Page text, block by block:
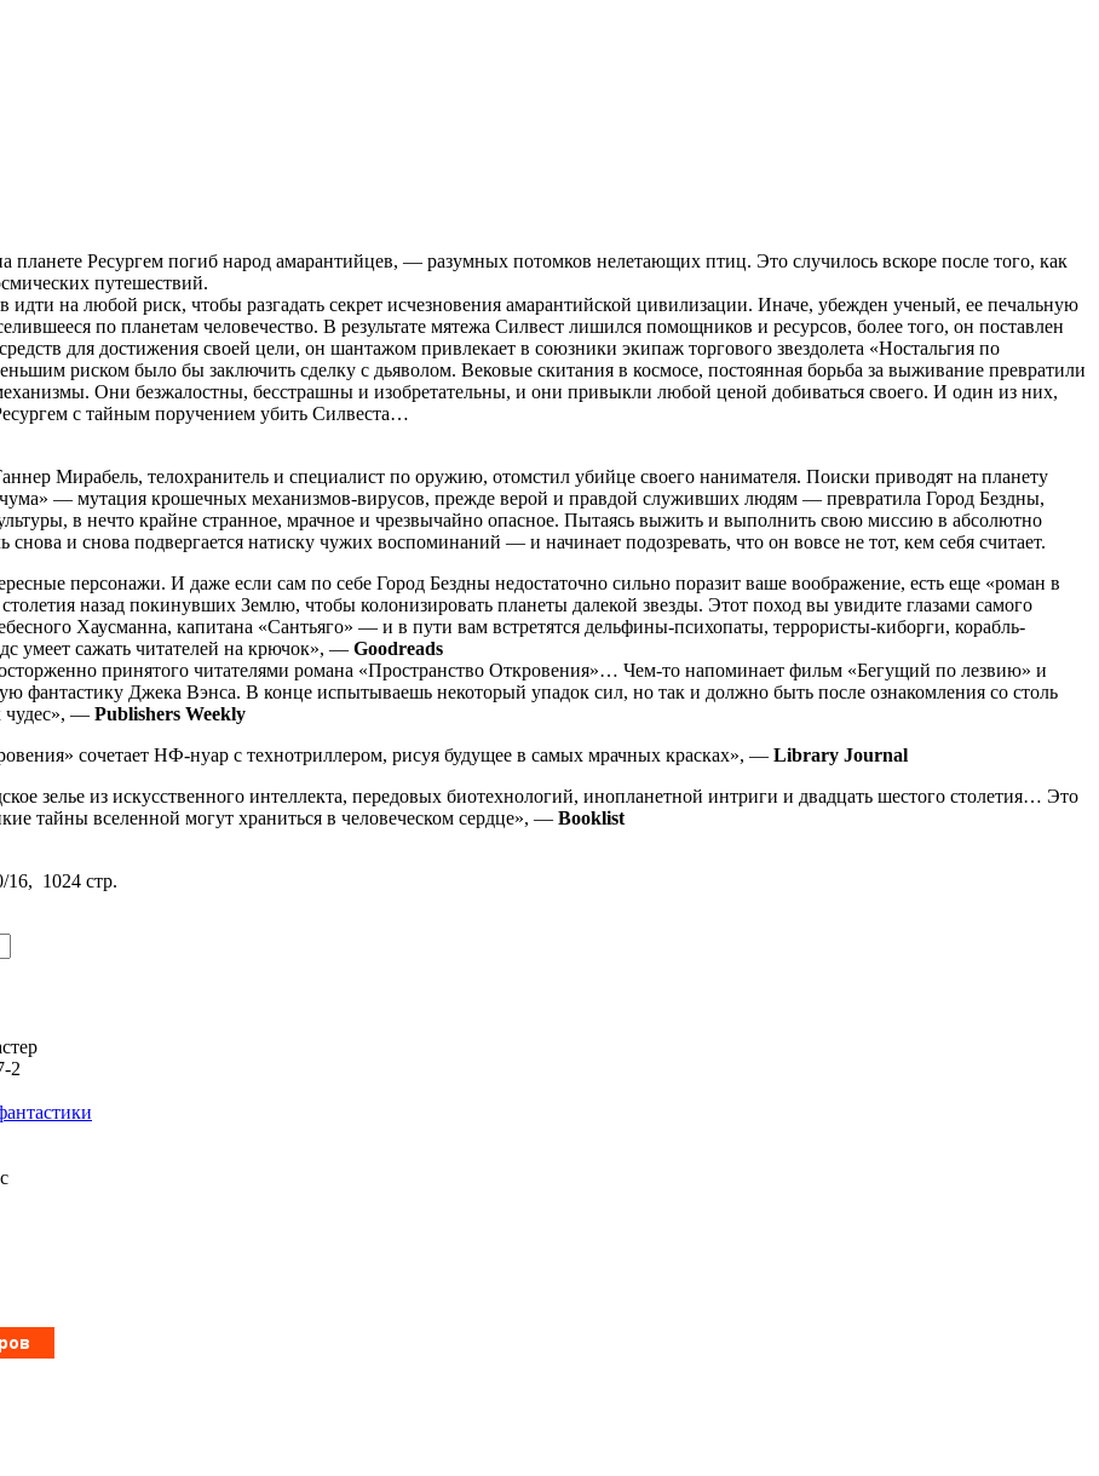
планете Ресургем погиб народ амарантийцев, — разумных потомков нелетающих птиц. Это случилось вскоре после того, как
путешествий.
идти на любой риск, чтобы разгадать секрет исчезновения амарантийской цивилизации. Иначе, убежден ученый, ее печальную
по планетам человечество. В результате мятежа Силвест лишился помощников и ресурсов, более того, он поставлен
для достижения своей цели, он шантажом привлекает в союзники экипаж торгового звездолета «Ностальгия по
риском было бы заключить сделку с дьяволом. Вековые скитания в космосе, постоянная борьба за выживание превратили
Они безжалостны, бесстрашны и изобретательны, и они привыкли любой ценой добиваться своего. И один из них,
с тайным поручением убить Силвеста…
Мирабель, телохранитель и специалист по оружию, отомстил убийце своего нанимателя. Поиски приводят на планету
чума» — мутация крошечных механизмов-вирусов, прежде верой и правдой служивших людям — превратила Город Бездны,
в нечто крайне странное, мрачное и чрезвычайно опасное. Пытаясь выжить и выполнить свою миссию в абсолютно
и снова подвергается натиску чужих воспоминаний — и начинает подозревать, что он вовсе не тот, кем себя считает.
персонажи. И даже если сам по себе Город Бездны недостаточно сильно поразит ваше воображение, есть еще «роман в
назад покинувших Землю, чтобы колонизировать планеты далекой звезды. Этот поход вы увидите глазами самого
Хаусманна, капитана «Сантьяго» — и в пути вам встретятся дельфины-психопаты, террористы-киборги, корабль-
умеет сажать читателей на крючок», — Goodreads
принятого читателями романа «Пространство Откровения»… Чем-то напоминает фильм «Бегущий по лезвию» и
фантастику Джека Вэнса. В конце испытываешь некоторый упадок сил, но так и должно быть после ознакомления со столь
чудес», — Publishers Weekly
сочетает НФ-нуар с технотриллером, рисуя будущее в самых мрачных красках», — Library Journal
зелье из искусственного интеллекта, передовых биотехнологий, инопланетной интриги и двадцать шестого столетия… Это
тайны вселенной могут храниться в человеческом сердце», — Booklist
1024 стр.
2